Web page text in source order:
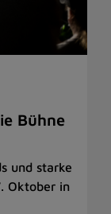
Bühne
und starke
Oktober in